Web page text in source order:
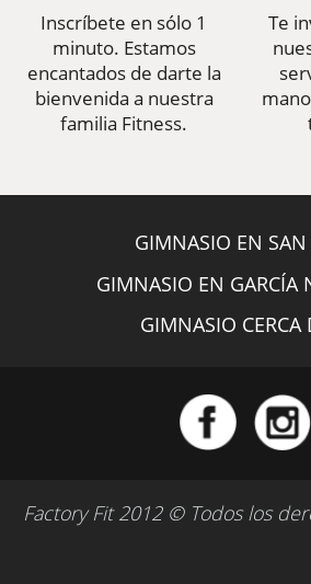
Inscríbete en sólo 1
minuto. Estamos
encantados de darte la
bienvenida a nuestra
familia Fitness.
Te
GIMNASIO EN SAN
GIMNASIO EN GARCÍA
GIMNASIO CERCA
Factory Fit 2012 © Todos los